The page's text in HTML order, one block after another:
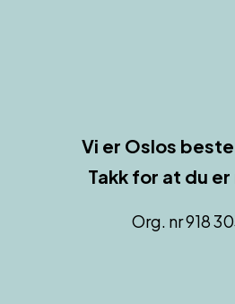
Vi er Oslos
Takk for at du
Org. nr 918